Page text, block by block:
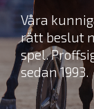
Våra
rätt beslut
spel.
sedan 1993.